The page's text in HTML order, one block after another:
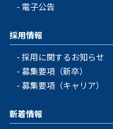
電子公告
採用情報
採用に関するお知らせ
募集要項（新卒）
募集要項（キャリア）
新着情報